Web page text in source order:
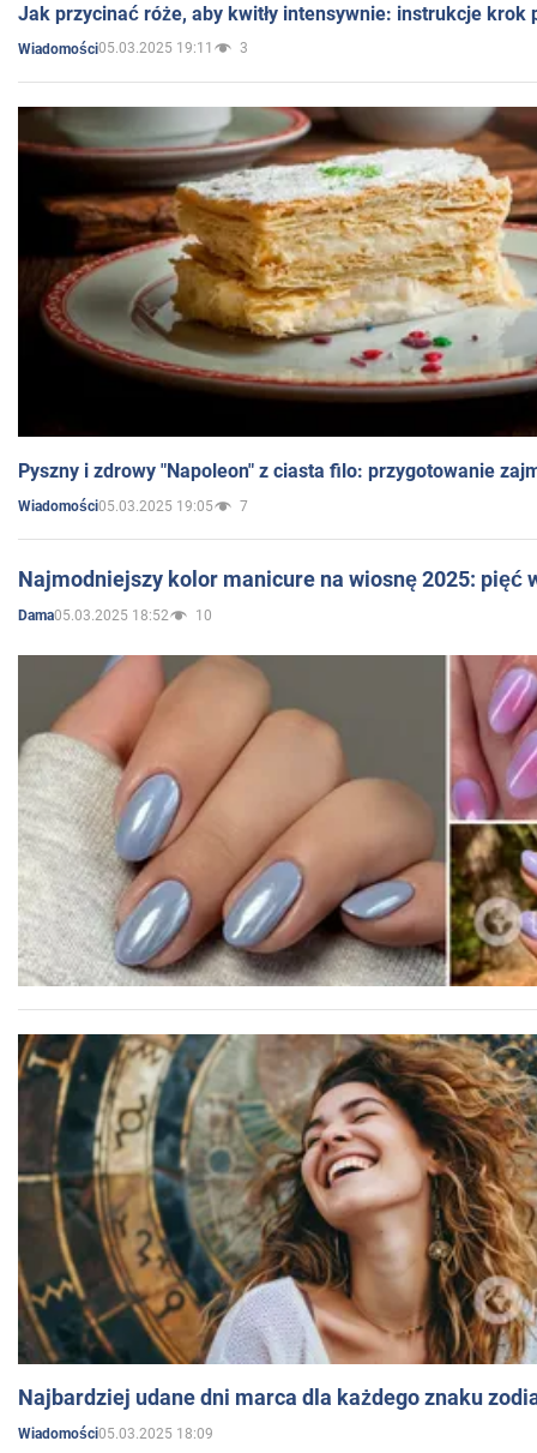
Jak przycinać róże, aby kwitły intensywnie: instrukcje krok
Wiadomości05.03.2025 19:11 3
Pyszny i zdrowy "Napoleon" z ciasta filo: przygotowanie
Wiadomości05.03.2025 19:05 7
Najmodniejszy kolor manicure na wiosnę 2025: pięć
Dama05.03.2025 18:52 10
Najbardziej udane dni marca dla każdego znaku
Wiadomości05.03.2025 18:09